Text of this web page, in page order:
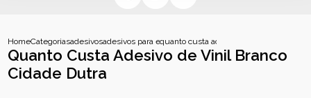
HomeCategoriasadesivosadesivos para embalagensquanto custa adesivo de vinil branco
Quanto Custa Adesivo de Vinil Branco
Cidade Dutra